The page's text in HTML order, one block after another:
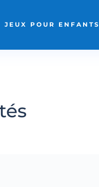
JEUX POUR ENFANTS